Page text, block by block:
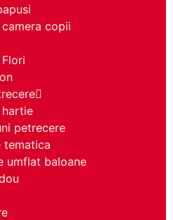
copii
hartie
petrecere
tematica
umflat baloane